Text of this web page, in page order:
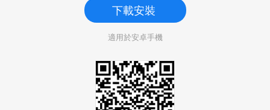
下載安裝
適用於安卓手機